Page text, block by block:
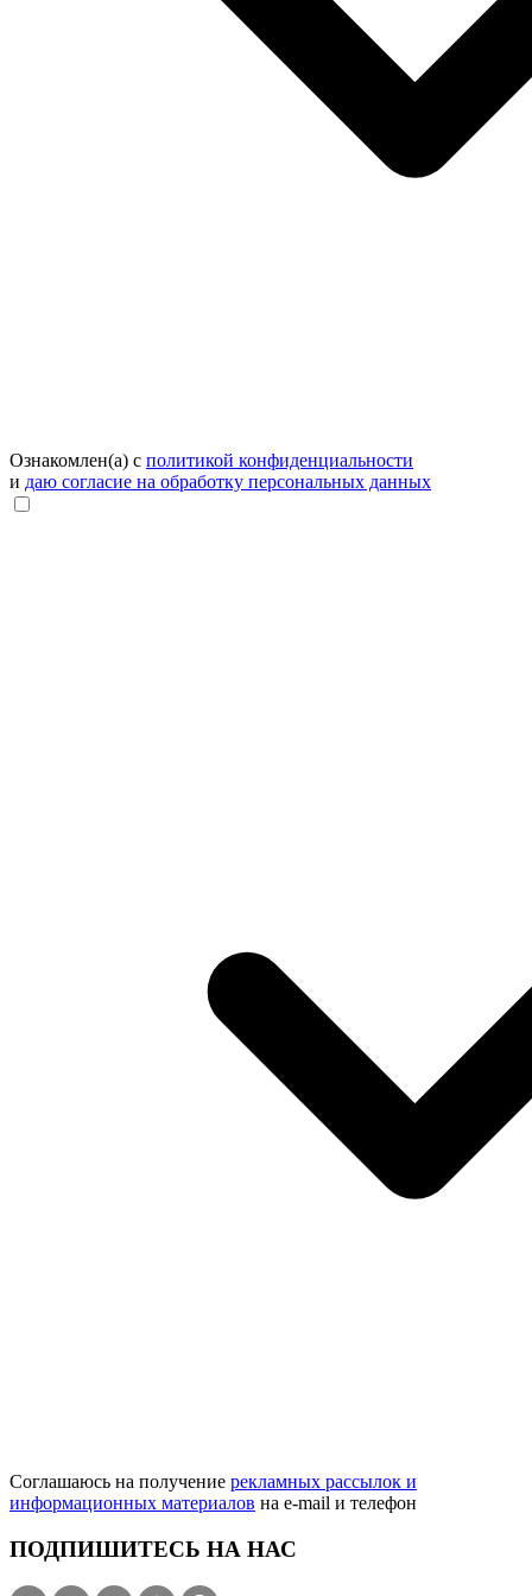
Ознакомлен(а) с политикой конфиденциальности
и даю согласие на обработку персональных данных
Соглашаюсь на получение рекламных рассылок и
информационных материалов на e‑mail и телефон
ПОДПИШИТЕСЬ НА НАС